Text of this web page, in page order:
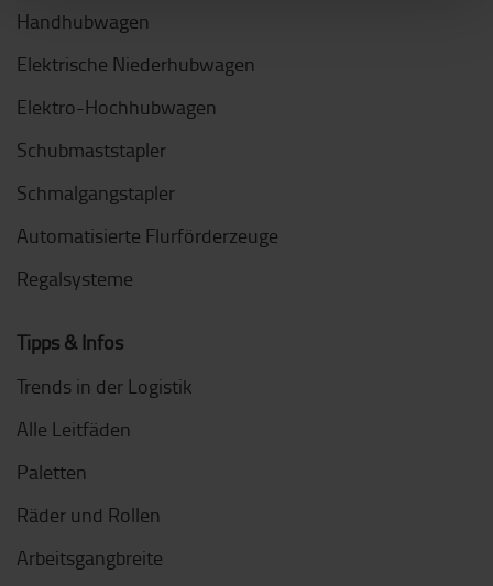
Handhubwagen
Elektrische Niederhubwagen
Elektro-Hochhubwagen
Schubmaststapler
Schmalgangstapler
Automatisierte Flurförderzeuge
Regalsysteme
Tipps & Infos
Trends in der Logistik
Alle Leitfäden
Paletten
Räder und Rollen
Arbeitsgangbreite